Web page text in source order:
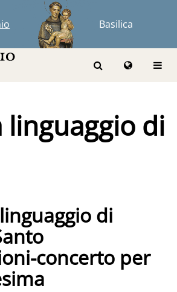
Basilica
linguaggio di
di
concerto per